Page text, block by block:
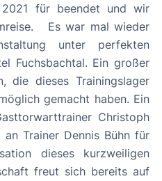
2021 für beendet und wir
wieder
unter perfekten
Fuchsbachtal. Ein großer
die dieses Trainingslager
gemacht haben. Ein
Christoph
Trainer Dennis Bühn für
dieses kurzweiligen
freut sich bereits auf